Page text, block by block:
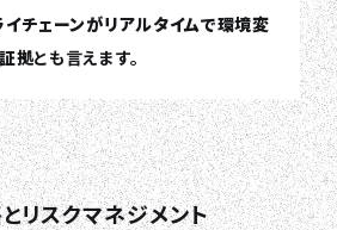
イチェーンがリアルタイムで環境変
拠とも言えます。
リスクマネジメント